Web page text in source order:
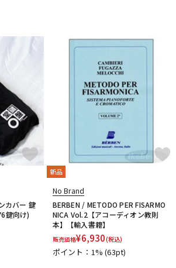
カバー 鍵
鍵向け)
新品
No Brand
BERBEN / METODO PER FISARMO
NICA Vol.2【アコーディオン教則
本】【輸入書籍】
販売価格¥6,930(税込)
ポイント：1%(63pt)